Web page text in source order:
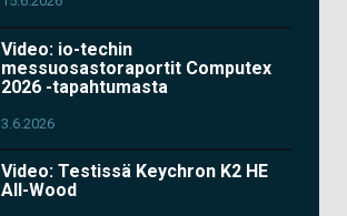
Video: io-techin
messuosastoraportit Computex
2026 -tapahtumasta
3.6.2026
Video: Testissä Keychron K2 HE
All-Wood